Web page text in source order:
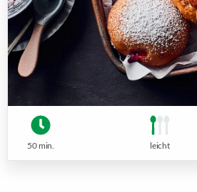
50 min. leicht